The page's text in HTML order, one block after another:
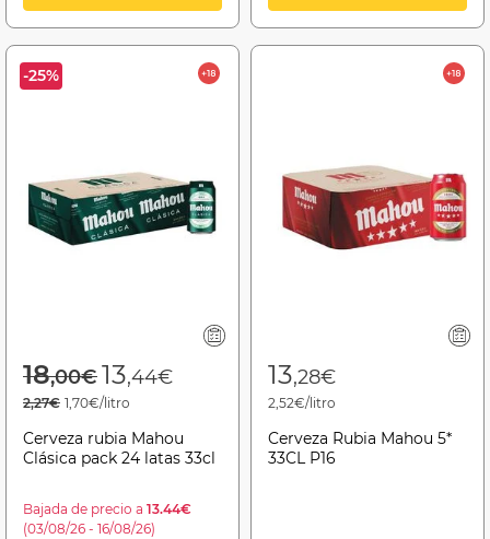
-25%
Price reduced from
18,00€to
13,44€
2,27€ 1,70€/litro
Cerveza rubia Mahou
Clásica pack 24 latas 33cl
Bajada de precio a 13.44€
(03/08/26 - 16/08/26)
13,28€
2,52€/litro
Cerveza Rubia Mahou 5*
33CL P16